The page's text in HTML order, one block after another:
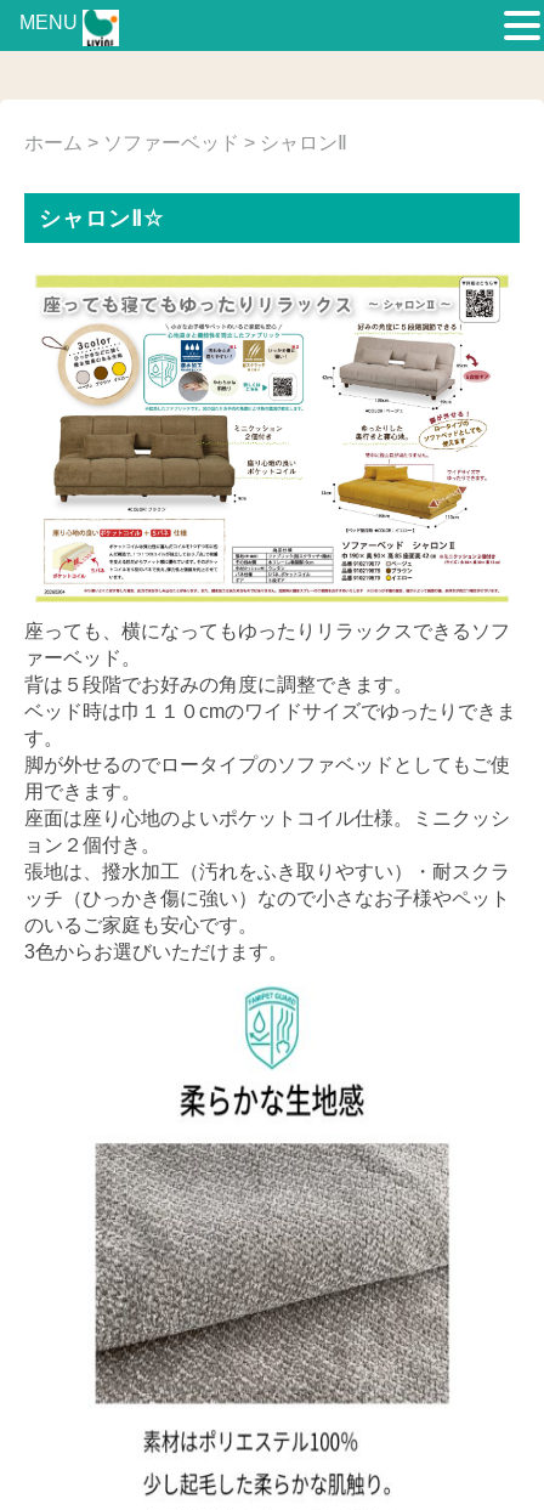
ホーム > ソファーベッド > シャロンⅡ
シャロンⅡ☆
座っても、横になってもゆったりリラックスできるソフ
ァーベッド。
背は５段階でお好みの角度に調整できます。
ベッド時は巾１１０cmのワイドサイズでゆったりできま
す。
脚が外せるのでロータイプのソファベッドとしてもご使
用できます。
座面は座り心地のよいポケットコイル仕様。ミニクッシ
ョン２個付き。
張地は、撥水加工（汚れをふき取りやすい）・耐スクラ
ッチ（ひっかき傷に強い）なので小さなお子様やペット
のいるご家庭も安心です。
3色からお選びいただけます。
MENU